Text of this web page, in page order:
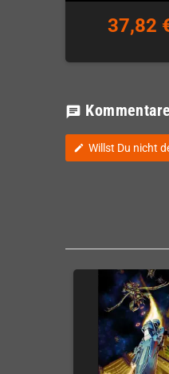
37,82
chat Kommentare
edit Willst Du nicht